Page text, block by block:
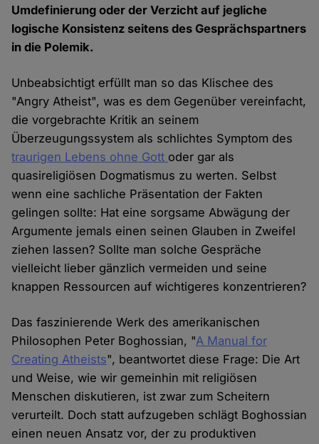
Umdefinierung oder der Verzicht auf jegliche
logische Konsistenz seitens des Gesprächspartners
in die Polemik.
Unbeabsichtigt erfüllt man so das Klischee des
"Angry Atheist", was es dem Gegenüber vereinfacht,
die vorgebrachte Kritik an seinem
Überzeugungssystem als schlichtes Symptom des
traurigen Lebens ohne Gott oder gar als
quasireligiösen Dogmatismus zu werten. Selbst
wenn eine sachliche Präsentation der Fakten
gelingen sollte: Hat eine sorgsame Abwägung der
Argumente jemals einen seinen Glauben in Zweifel
ziehen lassen? Sollte man solche Gespräche
vielleicht lieber gänzlich vermeiden und seine
knappen Ressourcen auf wichtigeres konzentrieren?
Das faszinierende Werk des amerikanischen
Philosophen Peter Boghossian, "A Manual for
Creating Atheists", beantwortet diese Frage: Die Art
und Weise, wie wir gemeinhin mit religiösen
Menschen diskutieren, ist zwar zum Scheitern
verurteilt. Doch statt aufzugeben schlägt Boghossian
einen neuen Ansatz vor, der zu produktiven